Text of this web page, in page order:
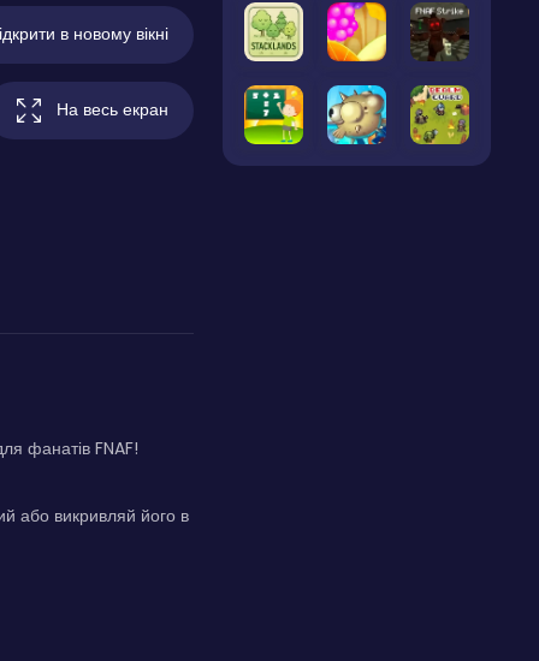
в новому вікні
На весь екран
фанатів FNAF!
або викривляй його в